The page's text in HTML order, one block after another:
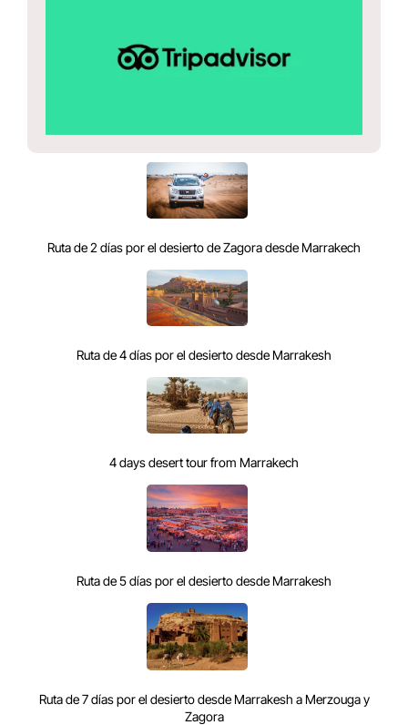
Ruta de 2 días por el desierto de Zagora desde Marrakech
Ruta de 4 días por el desierto desde Marrakesh
4 days desert tour from Marrakech
Ruta de 5 días por el desierto desde Marrakesh
Ruta de 7 días por el desierto desde Marrakesh a Merzouga y
Zagora